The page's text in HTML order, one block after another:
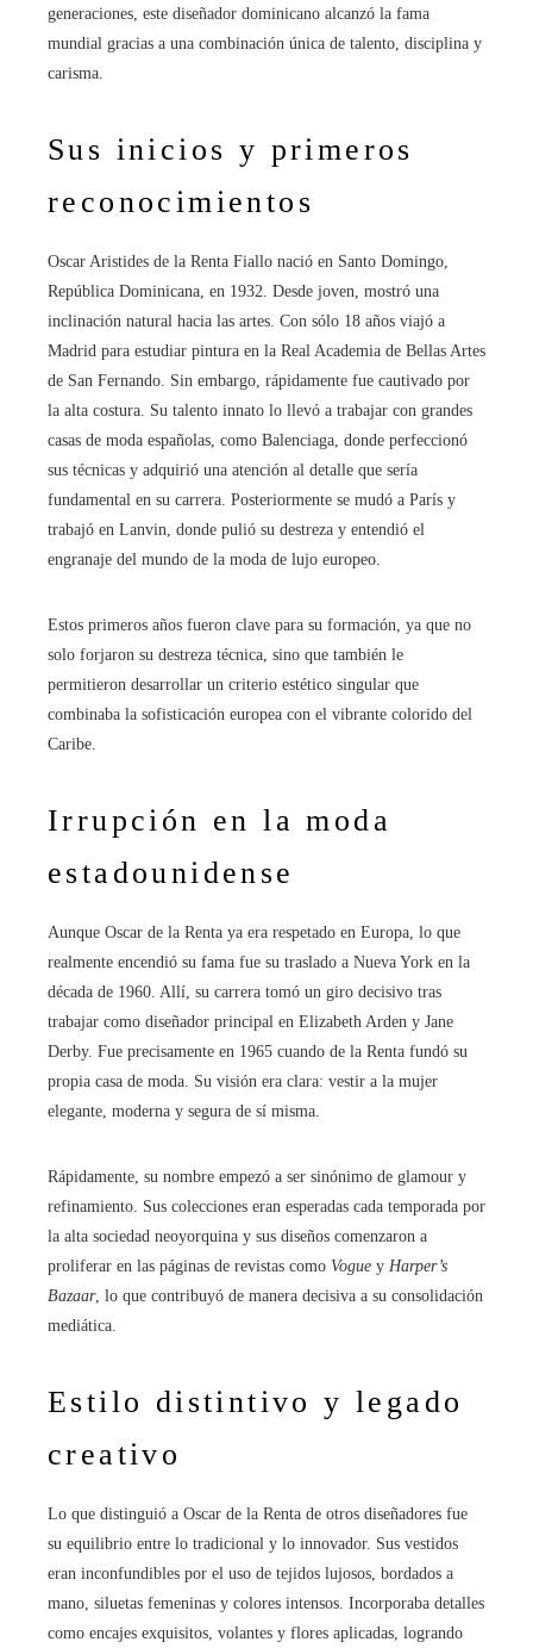
generaciones, este diseñador dominicano alcanzó la fama
mundial gracias a una combinación única de talento, disciplina y
carisma.
Sus inicios y primeros
reconocimientos
Oscar Aristides de la Renta Fiallo nació en Santo Domingo,
República Dominicana, en 1932. Desde joven, mostró una
inclinación natural hacia las artes. Con sólo 18 años viajó a
Madrid para estudiar pintura en la Real Academia de Bellas Artes
de San Fernando. Sin embargo, rápidamente fue cautivado por
la alta costura. Su talento innato lo llevó a trabajar con grandes
casas de moda españolas, como Balenciaga, donde perfeccionó
sus técnicas y adquirió una atención al detalle que sería
fundamental en su carrera. Posteriormente se mudó a París y
trabajó en Lanvin, donde pulió su destreza y entendió el
engranaje del mundo de la moda de lujo europeo.
Estos primeros años fueron clave para su formación, ya que no
solo forjaron su destreza técnica, sino que también le
permitieron desarrollar un criterio estético singular que
combinaba la sofisticación europea con el vibrante colorido del
Caribe.
Irrupción en la moda
estadounidense
Aunque Oscar de la Renta ya era respetado en Europa, lo que
realmente encendió su fama fue su traslado a Nueva York en la
década de 1960. Allí, su carrera tomó un giro decisivo tras
trabajar como diseñador principal en Elizabeth Arden y Jane
Derby. Fue precisamente en 1965 cuando de la Renta fundó su
propia casa de moda. Su visión era clara: vestir a la mujer
elegante, moderna y segura de sí misma.
Rápidamente, su nombre empezó a ser sinónimo de glamour y
refinamiento. Sus colecciones eran esperadas cada temporada por
la alta sociedad neoyorquina y sus diseños comenzaron a
proliferar en las páginas de revistas como Vogue y Harper’s
Bazaar, lo que contribuyó de manera decisiva a su consolidación
mediática.
Estilo distintivo y legado
creativo
Lo que distinguió a Oscar de la Renta de otros diseñadores fue
su equilibrio entre lo tradicional y lo innovador. Sus vestidos
eran inconfundibles por el uso de tejidos lujosos, bordados a
mano, siluetas femeninas y colores intensos. Incorporaba detalles
como encajes exquisitos, volantes y flores aplicadas, logrando